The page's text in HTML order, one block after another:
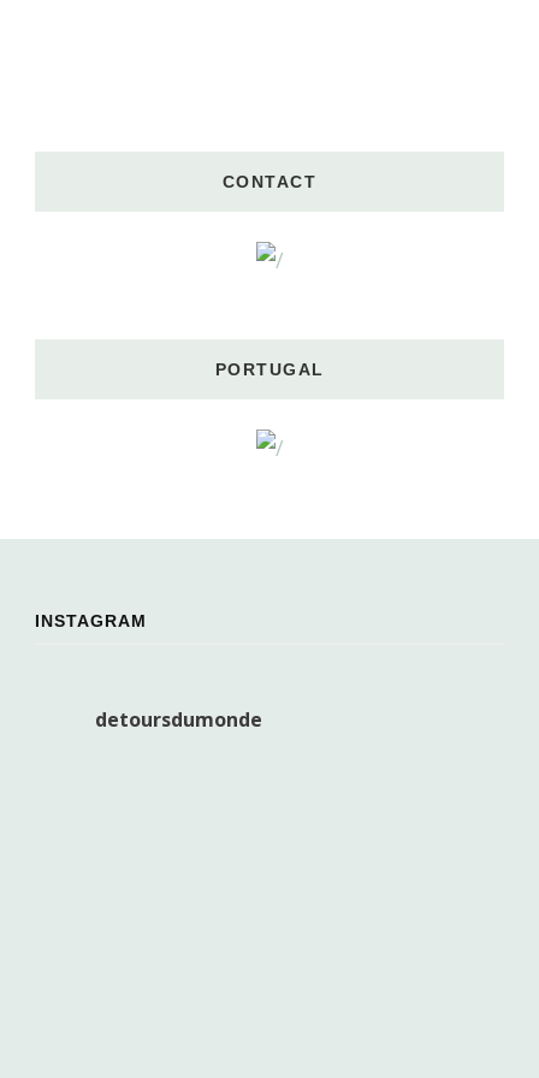
CONTACT
PORTUGAL
INSTAGRAM
detoursdumonde